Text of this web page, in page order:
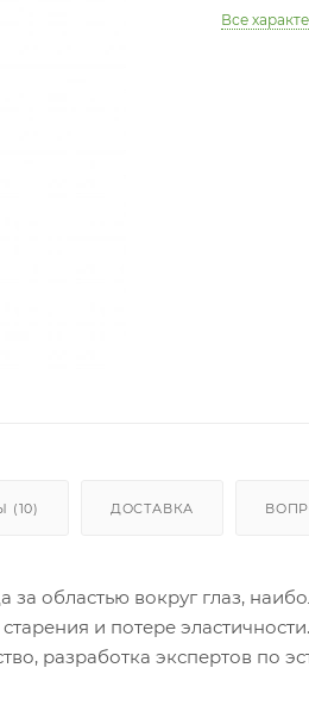
Все
(10) ДОСТАВКА
областью вокруг глаз,
и потере
разработка экспертов по